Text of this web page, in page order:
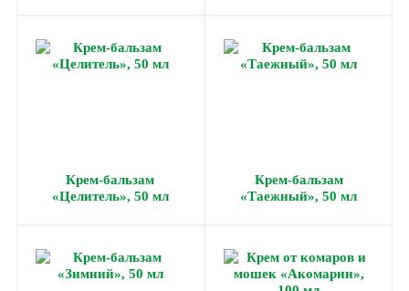
Крем-бальзам
«Целитель», 50 мл
Крем-бальзам
«Таежный», 50 мл